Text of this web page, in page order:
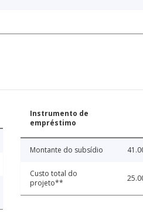
Instrumento de
empréstimo
Montante do subsídio
Custo total do
projeto**